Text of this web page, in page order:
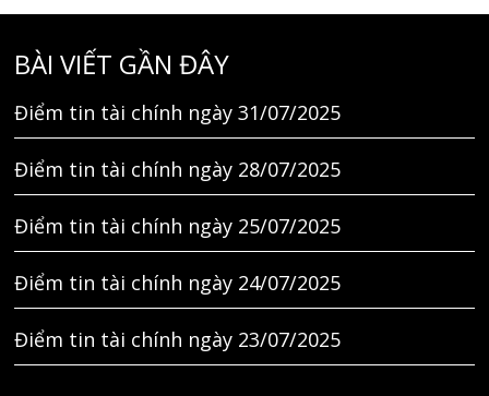
BÀI VIẾT GẦN ĐÂY
Điểm tin tài chính ngày 31/07/2025
Điểm tin tài chính ngày 28/07/2025
Điểm tin tài chính ngày 25/07/2025
Điểm tin tài chính ngày 24/07/2025
Điểm tin tài chính ngày 23/07/2025